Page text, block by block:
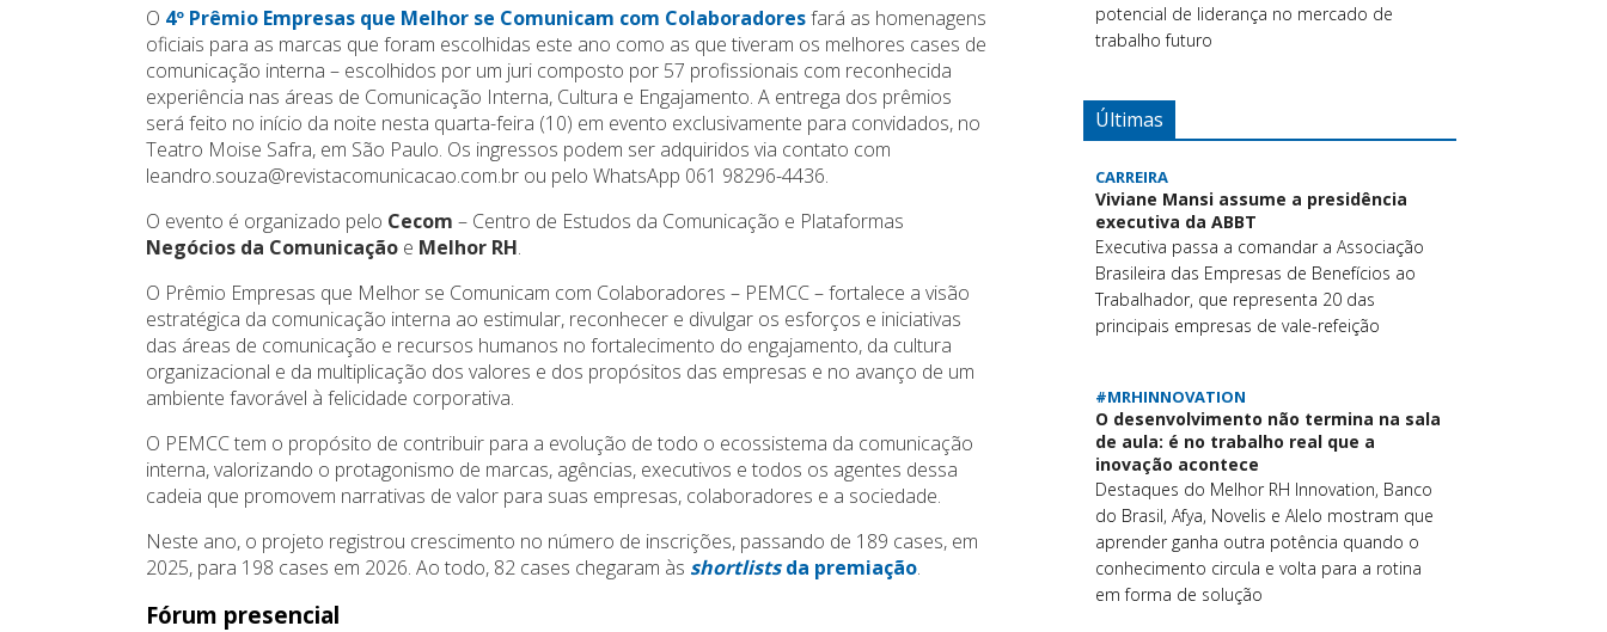
O 4º Prêmio Empresas que Melhor se Comunicam com Colaboradoresfará as homenagens
oficiais para as marcas que foram escolhidas este ano como as que tiveram os melhores cases de
comunicação interna – escolhidos por um juri composto por 57 profissionais com reconhecida
experiência nas áreas de Comunicação Interna, Cultura e Engajamento. A entrega dos prêmios
será feito no início da noite nesta quarta-feira (10) em evento exclusivamente para convidados, no
Teatro Moise Safra, em São Paulo. Os ingressos podem ser adquiridos via contato com
leandro.souza@revistacomunicacao.com.br ou pelo WhatsApp 061 98296-4436.
O evento é organizado pelo Cecom – Centro de Estudos da Comunicação e Plataformas
Negócios da Comunicação e Melhor RH.
O Prêmio Empresas que Melhor se Comunicam com Colaboradores – PEMCC – fortalece a visão
estratégica da comunicação interna ao estimular, reconhecer e divulgar os esforços e iniciativas
das áreas de comunicação e recursos humanos no fortalecimento do engajamento, da cultura
organizacional e da multiplicação dos valores e dos propósitos das empresas e no avanço de um
ambiente favorável à felicidade corporativa.
O PEMCC tem o propósito de contribuir para a evolução de todo o ecossistema da comunicação
interna, valorizando o protagonismo de marcas, agências, executivos e todos os agentes dessa
cadeia que promovem narrativas de valor para suas empresas, colaboradores e a sociedade.
Neste ano, o projeto registrou crescimento no número de inscrições, passando de 189 cases, em
2025, para 198 cases em 2026. Ao todo, 82 cases chegaram às shortlistsda premiação.
Fórum presencial
potencial de liderança no mercado de
trabalho futuro
Últimas
CARREIRA
Viviane Mansi assume a presidência
executiva da ABBT
Executiva passa a comandar a Associação
Brasileira das Empresas de Benefícios ao
Trabalhador, que representa 20 das
principais empresas de vale-refeição
#MRHINNOVATION
O desenvolvimento não termina na sala
de aula: é no trabalho real que a
inovação acontece
Destaques do Melhor RH Innovation, Banco
do Brasil, Afya, Novelis e Alelo mostram que
aprender ganha outra potência quando o
conhecimento circula e volta para a rotina
em forma de solução